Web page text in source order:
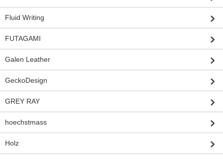
Fluid Writing
FUTAGAMI
Galen Leather
GeckoDesign
GREY RAY
hoechstmass
Holz